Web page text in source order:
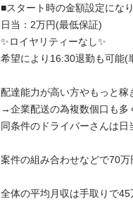
■スタート時の金額設定にな
日当：2万円(最低保証)
✨ロイヤリティーなし✨
希望により16:30退勤も可能(
配達能力が高い方やもっと
→企業配送の為複数個口も多
同条件のドライバーさんは
案件の組み合わせなどで70
全体の平均月収は手取りで45